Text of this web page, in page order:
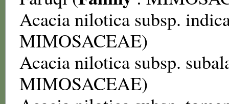
Acacia nilotica subsp.
MIMOSACEAE)
Acacia nilotica subsp.
MIMOSACEAE)